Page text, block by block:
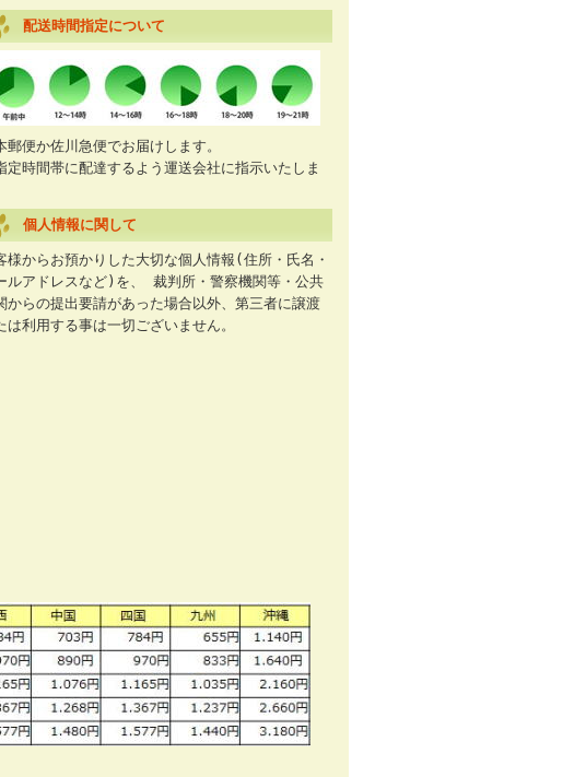
配送時間指定について
郵便か佐川急便でお届けします。
定時間帯に配達するよう運送会社に指示いたしま
個人情報に関して
様からお預かりした大切な個人情報(住所・氏名・
ルアドレスなど)を、 裁判所・警察機関等・公共
からの提出要請があった場合以外、第三者に譲渡
は利用する事は一切ございません。